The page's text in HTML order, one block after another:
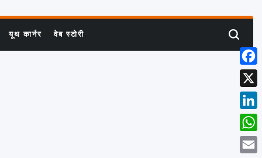
यूथ कार्नर वेब स्टोरी Search
X